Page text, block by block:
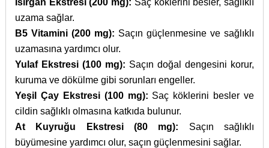
uzama sağlar.
B5 Vitamini (200 mg): Saçın güçlenmesine ve sağlıklı
uzamasına yardımcı olur.
Yulaf Ekstresi (100 mg): Saçın doğal dengesini korur,
kuruma ve dökülme gibi sorunları engeller.
Yeşil Çay Ekstresi (100 mg): Saç köklerini besler ve
cildin sağlıklı olmasına katkıda bulunur.
At Kuyruğu Ekstresi (80 mg): Saçın sağlıklı
büyümesine yardımcı olur, saçın güçlenmesini sağlar.